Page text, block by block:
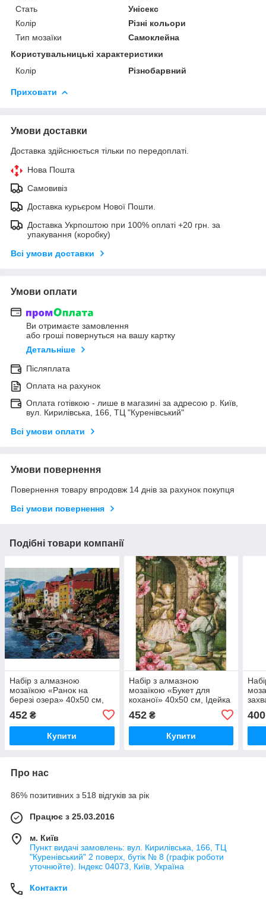
Стать
Унісекс
Колір
Різні кольори
Тип мозаїки
Самоклейна
Користувальницькі характеристики
Колір
Різнобарвний
Приховати
Умови доставки
Доставка здійснюється тільки по передоплаті.
Нова Пошта
Самовивіз
Доставка курьєром Нової Пошти.
Доставка Укрпоштою при 100% оплаті +20 грн. за
упакування (коробку)
Всі умови доставки
Умови оплати
Ви отримаєте замовлення
або гроші повернуться на вашу картку
Детальніше
Післяплата
Оплата на рахунок
Оплата готівкою - лише в магазині за адресою р. Київ,
вул. Кирилівська, 166, ТЦ "Куренівський"
Всі умови оплати
Умови повернення
Повернення товару впродовж 14 днів за рахунок покупця
Всі умови повернення
Подібні товари компанії
Набір з алмазною
мозаїкою «Ранок на
березі озера» 40х50 см,
452 ₴
Купити
Набір з алмазною
мозаїкою «Букет для
коханої» 40х50 см, Ідейка
452₴
Купити
400
Про нас
86% позитивних з 518 відгуків за рік
Працює з 25.03.2016
м. Київ
Пункт видачі замовлень: вул. Кирилівська, 166, ТЦ
"Куренівський" 2 поверх, бутік № 8 (графік роботи
уточнюйте). Індекс 04073, Київ, Україна
Контакти